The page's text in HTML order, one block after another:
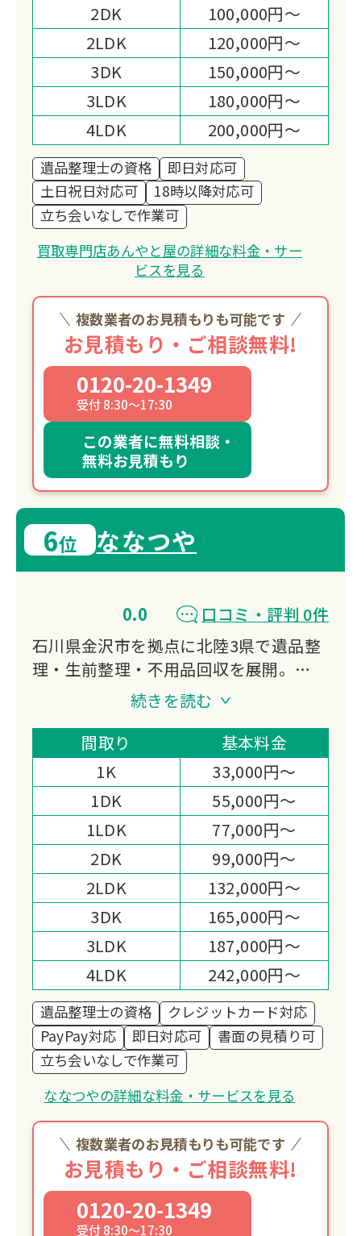
2DK
100,000円～
2LDK
120,000円～
3DK
150,000円～
3LDK
180,000円～
4LDK
200,000円～
遺品整理士の資格
即日対応可
土日祝日対応可
18時以降対応可
立ち会いなしで作業可
買取専門店あんやと屋の詳細な料金・サー
ビスを見る
複数業者のお見積もりも可能です
お見積もり・ご相談無料!
0120-20-1349
受付 8:30～17:30
この業者に無料相談・
無料お見積もり
6位 ななつや
0.0
口コミ・評判 0件
石川県金沢市を拠点に北陸3県で遺品整
理・生前整理・不用品回収を展開。
遺品整理士認定協会の優良事業所とし
て、遺品査定士による高額買取と環境配
慮のリサイクル活動で料金を抑えたサー
ビスを提供。
立ち会いなしでの作業や即日対応も可能
続きを読む
間取り
基本料金
1K
33,000円～
1DK
55,000円～
1LDK
77,000円～
2DK
99,000円～
2LDK
132,000円～
3DK
165,000円～
3LDK
187,000円～
4LDK
242,000円～
遺品整理士の資格
クレジットカード対応
PayPay対応
即日対応可
書面の見積り可
立ち会いなしで作業可
ななつやの詳細な料金・サービスを見る
複数業者のお見積もりも可能です
お見積もり・ご相談無料!
0120-20-1349
受付 8:30～17:30